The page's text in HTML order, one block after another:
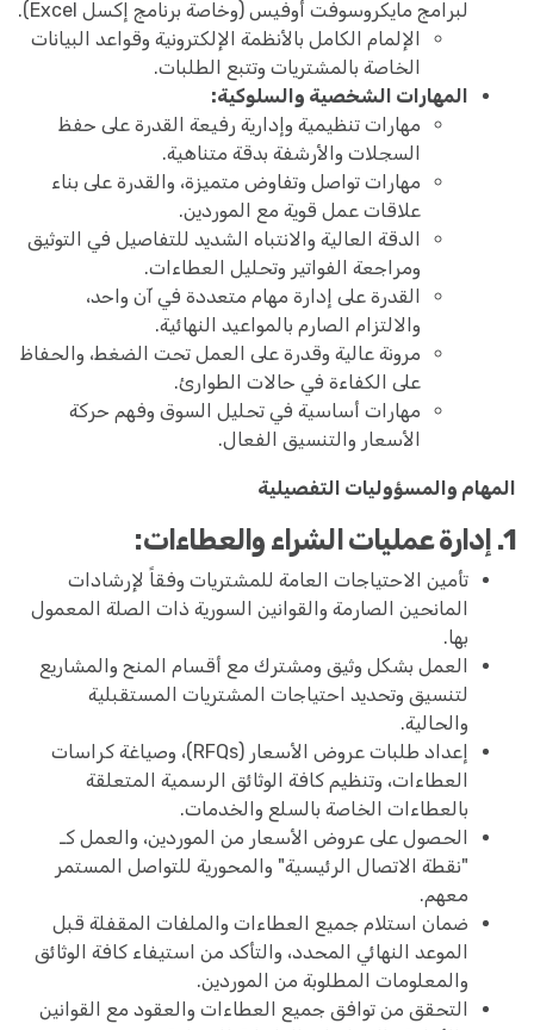
لبرامج مايكروسوفت أوفيس (وخاصة برنامج إكسل Excel).
الإلمام الكامل بالأنظمة الإلكترونية وقواعد البيانات
الخاصة بالمشتريات وتتبع الطلبات.
المهارات الشخصية والسلوكية:
مهارات تنظيمية وإدارية رفيعة القدرة على حفظ
السجلات والأرشفة بدقة متناهية.
مهارات تواصل وتفاوض متميزة، والقدرة على بناء
علاقات عمل قوية مع الموردين.
الدقة العالية والانتباه الشديد للتفاصيل في التوثيق
ومراجعة الفواتير وتحليل العطاءات.
القدرة على إدارة مهام متعددة في آن واحد،
والالتزام الصارم بالمواعيد النهائية.
مرونة عالية وقدرة على العمل تحت الضغط، والحفاظ
على الكفاءة في حالات الطوارئ.
مهارات أساسية في تحليل السوق وفهم حركة
الأسعار والتنسيق الفعال.
المهام والمسؤوليات التفصيلية
1. إدارة عمليات الشراء والعطاءات:
تأمين الاحتياجات العامة للمشتريات وفقاً لإرشادات
المانحين الصارمة والقوانين السورية ذات الصلة المعمول
بها.
العمل بشكل وثيق ومشترك مع أقسام المنح والمشاريع
لتنسيق وتحديد احتياجات المشتريات المستقبلية
والحالية.
إعداد طلبات عروض الأسعار (RFQs)، وصياغة كراسات
العطاءات، وتنظيم كافة الوثائق الرسمية المتعلقة
بالعطاءات الخاصة بالسلع والخدمات.
الحصول على عروض الأسعار من الموردين، والعمل كـ
"نقطة الاتصال الرئيسية" والمحورية للتواصل المستمر
معهم.
ضمان استلام جميع العطاءات والملفات المقفلة قبل
الموعد النهائي المحدد، والتأكد من استيفاء كافة الوثائق
والمعلومات المطلوبة من الموردين.
التحقق من توافق جميع العطاءات والعقود مع القوانين